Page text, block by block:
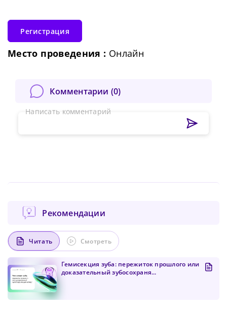
Сменить пароль!
Регистрация
Место проведения : Онлайн
Комментарии (0)
Написать комментарий
Рекомендации
Читать Смотреть
Гемисекция зуба: пережиток прошлого или
доказательный зубосохраня...